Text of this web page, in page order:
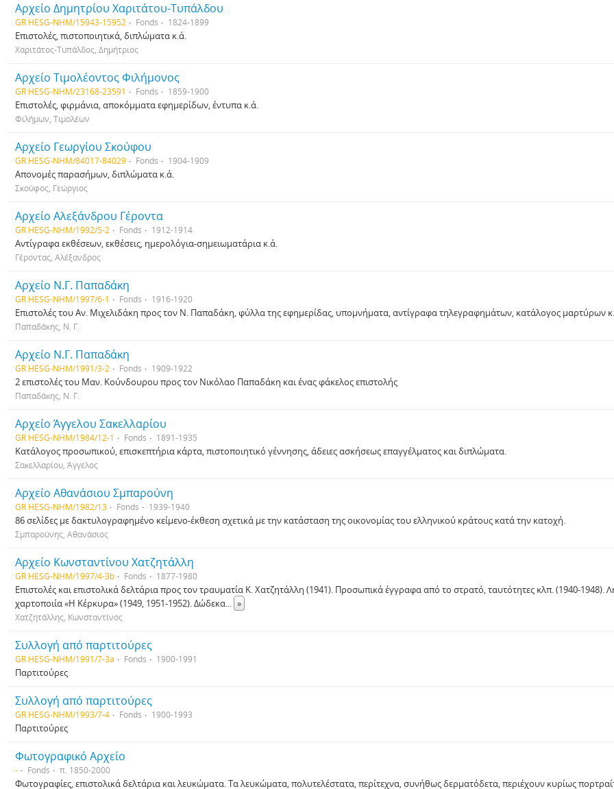
Αρχείο Δημητρίου Χαριτάτου-Τυπάλδου
GR HESG-NHM/15943-15952 Fonds 1824-1899
Επιστολές, πιστοποιητικά, διπλώματα κ.ά.
Χαριτάτος-Τυπάλδος, Δημήτριος
Αρχείο Τιμολέοντος Φιλήμονος
GR HESG-NHM/23168-23591 Fonds 1859-1900
Επιστολές, φιρμάνια, αποκόμματα εφημερίδων, έντυπα κ.ά.
Φιλήμων, Τιμολέων
Αρχείο Γεωργίου Σκούφου
GR HESG-NHM/84017-84029 Fonds 1904-1909
Απονομές παρασήμων, διπλώματα κ.ά.
Σκούφος, Γεώργιος
Αρχείο Αλεξάνδρου Γέροντα
GR HESG-NHM/1992/5-2 Fonds 1912-1914
Αντίγραφα εκθέσεων, εκθέσεις, ημερολόγια-σημειωματάρια κ.ά.
Γέροντας, Αλέξανδρος
Αρχείο Ν.Γ. Παπαδάκη
GR HESG-NHM/1997/6-1 Fonds 1916-1920
Επιστολές του Αν. Μιχελιδάκη προς τον Ν. Παπαδάκη, φύλλα της εφημερίδας, υπομνήματα, αντίγραφα τηλεγραφημάτων, κατάλογος μαρτύρων
Παπαδάκης, Ν. Γ.
Αρχείο Ν.Γ. Παπαδάκη
GR HESG-NHM/1991/3-2 Fonds 1909-1922
2 επιστολές του Μαν. Κούνδουρου προς τον Νικόλαο Παπαδάκη και ένας φάκελος επιστολής
Παπαδάκης, Ν. Γ.
Αρχείο Άγγελου Σακελλαρίου
GR HESG-NHM/1984/12-1 Fonds 1891-1935
Κατάλογος προσωπικού, επισκεπτήρια κάρτα, πιστοποιητικό γέννησης, άδειες ασκήσεως επαγγέλματος και διπλώματα.
Σακελλαρίου, Άγγελος
Αρχείο Αθανάσιου Σμπαρούνη
GR HESG-NHM/1982/13 Fonds 1939-1940
86 σελίδες με δακτυλογραφημένο κείμενο-έκθεση σχετικά με την κατάσταση της οικονομίας του ελληνικού κράτους κατά την κατοχή.
Σμπαρούνης, Αθανάσιος
Αρχείο Κωνσταντίνου Χατζητάλλη
GR HESG-NHM/1997/4-3b Fonds 1877-1980
Επιστολές και επιστολικά δελτάρια προς τον τραυματία Κ. Χατζητάλλη (1941). Προσωπικά έγγραφα από το στρατό, ταυτότητες κλπ. (1940-1948).
χαρτοποιία «Η Κέρκυρα» (1949, 1951-1952). Δώδεκα... »
Χατζητάλλης, Κωνσταντίνος
Συλλογή από παρτιτούρες
GR HESG-NHM/1991/7-3a Fonds 1900-1991
Παρτιτούρες
Συλλογή από παρτιτούρες
GR HESG-NHM/1993/7-4 Fonds 1900-1993
Παρτιτούρες
Φωτογραφικό Αρχείο
- Fonds π. 1850-2000
Φωτογραφίες, επιστολικά δελτάρια και λευκώματα. Τα λευκώματα, πολυτελέστατα, περίτεχνα, συνήθως δερματόδετα, περιέχουν κυρίως